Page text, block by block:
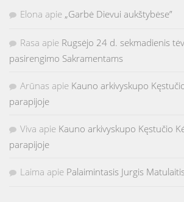
Elona apie „Garbė Dievui aukštybėse”
Rasa apie Rugsėjo 24 d. sekmadienis
pasirengimo Sakramentams
Arūnas apie Kauno arkivyskupo
parapijoje
Viva apie Kauno arkivyskupo Kęstučio
parapijoje
Laima apie Palaimintasis Jurgis